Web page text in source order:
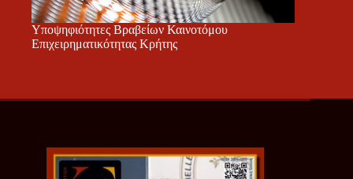
Υποψηφιότητες Βραβείων Καινοτόμου
Επιχειρηματικότητας Κρήτης